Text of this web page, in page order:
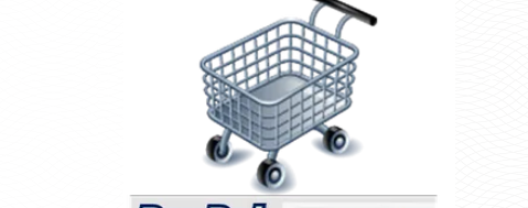
Amame esta Noche (VENDIDO)
Amanda La Paciente Peligrosa
Amarga Victoria
Amor a Medianoche
Amor en Conserva (VENDIDO)